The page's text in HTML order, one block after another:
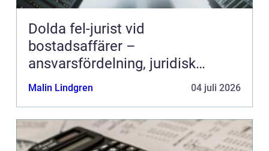
Dolda fel-jurist vid
bostadsaffärer –
ansvarsfördelning, juridisk
prövning och hantering av
fastighetstvister
Malin Lindgren 04 juli 2026